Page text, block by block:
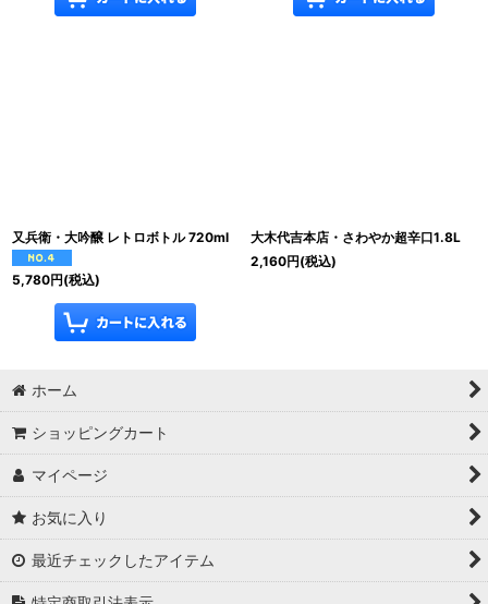
又兵衛・大吟醸 レトロボトル 720ml
5,780円(税込)
大木代吉本店・さわやか超辛口1.8L
2,160円(税込)
ホーム
ショッピングカート
マイページ
お気に入り
最近チェックしたアイテム